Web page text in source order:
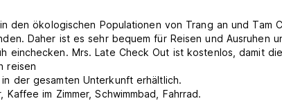
den ökologischen Populationen von Trang an und Tam
Daher ist es sehr bequem für Reisen und Ausruhen
einchecken. Mrs. Late Check Out ist kostenlos, damit
reisen
der gesamten Unterkunft erhältlich.
im Zimmer, Schwimmbad, Fahrrad.